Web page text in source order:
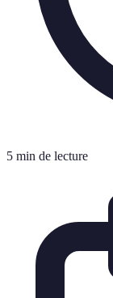
5 min de lecture